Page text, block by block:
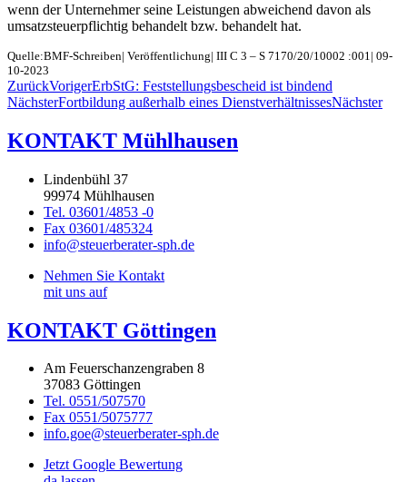
wenn der Unternehmer seine Leistungen abweichend davon als
umsatzsteuerpflichtig behandelt bzw. behandelt hat.
Quelle:BMF-Schreiben| Veröffentlichung| III C 3 – S 7170/20/10002 :001| 09-
10-2023
ZurückVorigerErbStG: Feststellungsbescheid ist bindend
NächsterFortbildung außerhalb eines DienstverhältnissesNächster
KONTAKT Mühlhausen
Lindenbühl 37
99974 Mühlhausen
Tel. 03601/4853 -0
Fax 03601/485324
info@steuerberater-sph.de
Nehmen Sie Kontakt
mit uns auf
KONTAKT Göttingen
Am Feuerschanzengraben 8
37083 Göttingen
Tel. 0551/507570
Fax 0551/5075777
info.goe@steuerberater-sph.de
Jetzt Google Bewertung